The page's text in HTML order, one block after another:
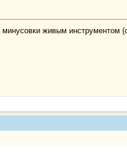
минусовки живым инструментом